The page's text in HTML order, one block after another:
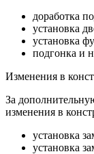
доработка
установка
установка
подгонка и
Изменения в
За
изменения в
установка
установка